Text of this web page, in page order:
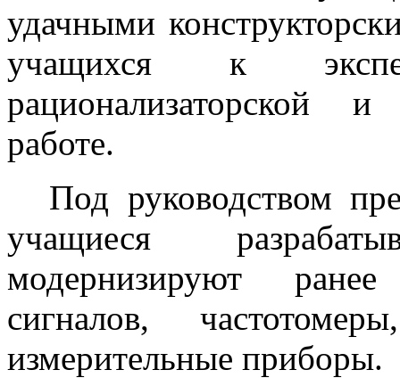
удачными
учащихся к
рационализаторской и
работе.
Под руководством
учащиеся
модернизируют ранее
сигналов,
измерительные приборы.